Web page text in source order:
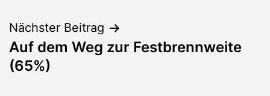
Nächster Beitrag
Auf dem Weg zur Festbrennweite
(65%)